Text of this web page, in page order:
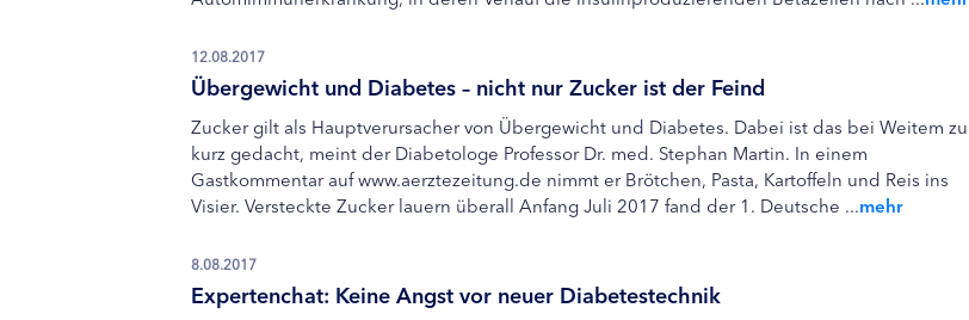
12.08.2017
Übergewicht und Diabetes – nicht nur Zucker ist der Feind
Zucker gilt als Hauptverursacher von Übergewicht und Diabetes. Dabei ist das bei Weitem zu
kurz gedacht, meint der Diabetologe Professor Dr. med. Stephan Martin. In einem
Gastkommentar auf www.aerztezeitung.de nimmt er Brötchen, Pasta, Kartoffeln und Reis ins
Visier. Versteckte Zucker lauern überall Anfang Juli 2017 fand der 1. Deutsche ...mehr
8.08.2017
Expertenchat: Keine Angst vor neuer Diabetestechnik